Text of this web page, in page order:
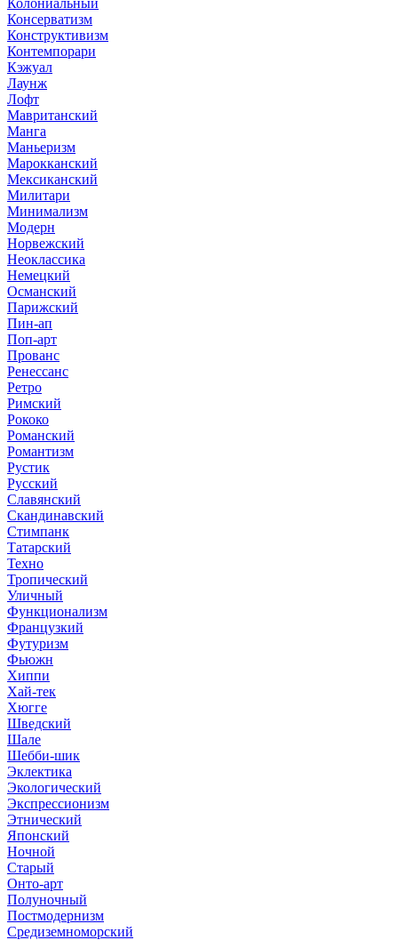
Колониальный
Консерватизм
Конструктивизм
Контемпорари
Кэжуал
Лаунж
Лофт
Мавританский
Манга
Маньеризм
Марокканский
Мексиканский
Милитари
Минимализм
Модерн
Норвежский
Неоклассика
Немецкий
Османский
Парижский
Пин-ап
Поп-арт
Прованс
Ренессанс
Ретро
Римский
Рококо
Романский
Романтизм
Рустик
Русский
Славянский
Скандинавский
Стимпанк
Татарский
Техно
Тропический
Уличный
Функционализм
Французкий
Футуризм
Фьюжн
Хиппи
Хай-тек
Хюгге
Шведский
Шале
Шебби-шик
Эклектика
Экологический
Экспрессионизм
Этнический
Японский
Ночной
Старый
Онто-арт
Полуночный
Постмодернизм
Средиземноморский